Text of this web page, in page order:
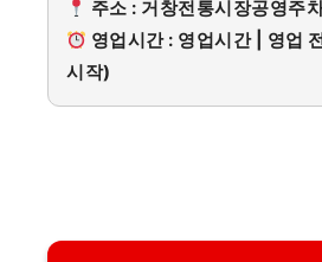
주소 : 거창전통시장공영주
영업시간 : 영업시간 | 영업
시작)